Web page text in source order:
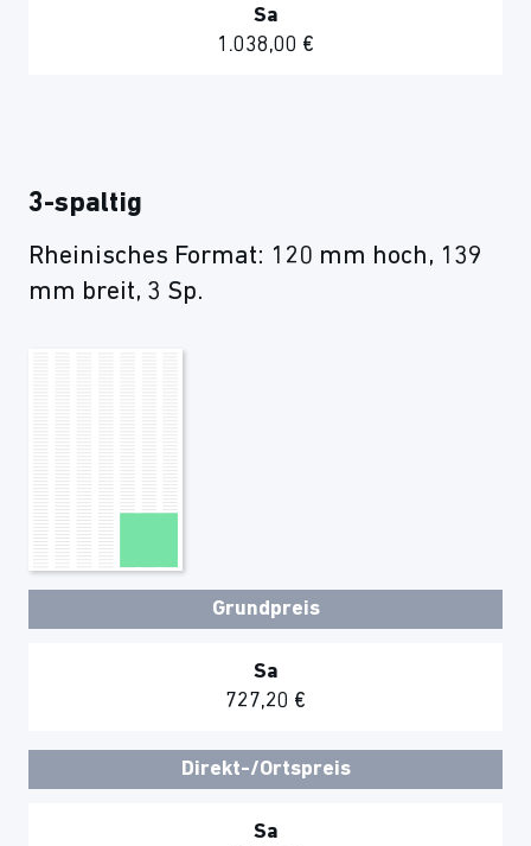
Sa
1.038,00 €
3-spaltig
Rheinisches Format: 120 mm hoch, 139
mm breit, 3 Sp.
Grundpreis
Sa
727,20 €
Direkt-/Ortspreis
Sa